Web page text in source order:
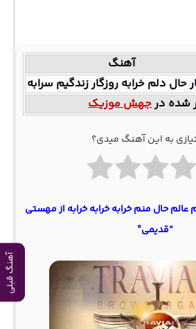
آهنگ قبلی
آهنگ
حال دلم خرابه روزگار زندگیم سرابه
شده درجهش موزیک
به این آهنگ میدی؟
حال منم خرابه خرابه خرابه از مهستی
“قدیمی”